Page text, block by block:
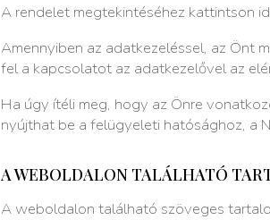
A rendelet megtekintéséhez kattintson
Amennyiben az adatkezeléssel, az Önt
fel a kapcsolatot az adatkezelővel az
Ha úgy ítéli meg, hogy az Önre
nyújthat be a felügyeleti hatósághoz, a
A WEBOLDALON TALÁLHATÓ
A weboldalon található szöveges